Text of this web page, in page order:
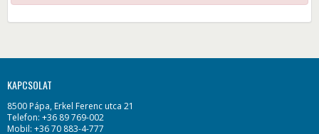
KAPCSOLAT
8500 Pápa, Erkel Ferenc utca 21
Telefon: +36 89 769-002
Mobil: +36 70 883-4-777